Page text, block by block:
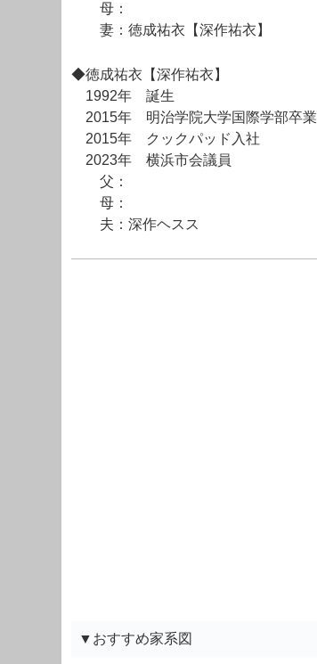
母：
妻：徳成祐衣【深作祐衣】
◆徳成祐衣【深作祐衣】
1992年 誕生
2015年 明治学院大学国際学部卒業
2015年 クックパッド入社
2023年 横浜市会議員
父：
母：
夫：深作ヘスス
▼おすすめ家系図